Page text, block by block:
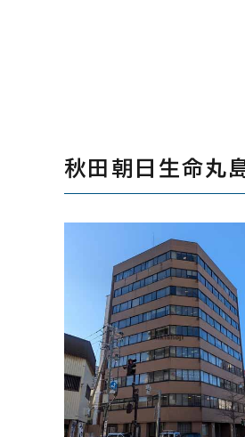
秋田朝日生命丸